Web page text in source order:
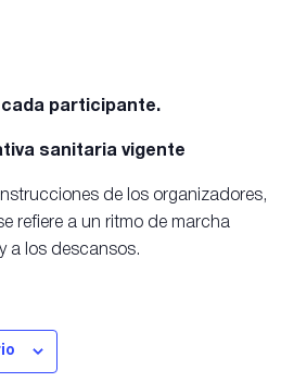
participante.
sanitaria vigente
de los organizadores,
refiere a un ritmo de marcha
a los descansos.